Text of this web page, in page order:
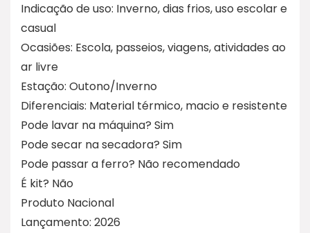
Indicação de uso: Inverno, dias frios, uso escolar e
casual
Ocasiões: Escola, passeios, viagens, atividades ao
ar livre
Estação: Outono/Inverno
Diferenciais: Material térmico, macio e resistente
Pode lavar na máquina? Sim
Pode secar na secadora? Sim
Pode passar a ferro? Não recomendado
É kit? Não
Produto Nacional
Lançamento: 2026